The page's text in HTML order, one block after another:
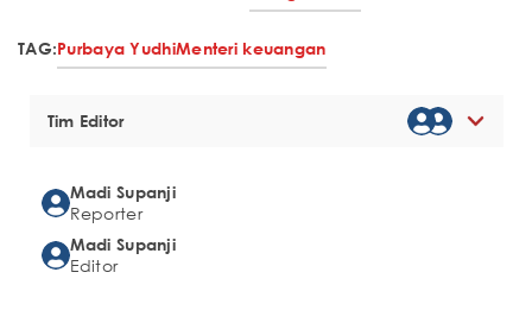
TAG:Purbaya YudhiMenteri keuangan
Tim Editor
Madi Supanji
Reporter
Madi Supanji
Editor